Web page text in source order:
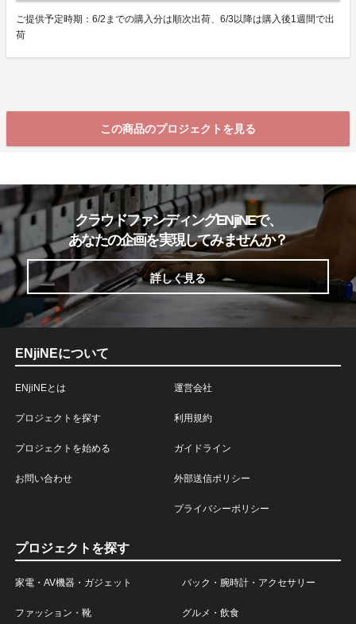
ご提供予定時期：6/2までの購入分は順次出荷、6/3以降は購入後1週間で出
荷
この商品のプロジェクトを見る
クラウドファンディングENjiNEで、
あなたの企画を実現してみませんか？
詳しく見る
ENjiNEについて
ENjiNEとは
プロジェクトを探す
プロジェクトを始める
お問い合わせ
運営会社
利用規約
ガイドライン
外部送信ポリシー
プライバシーポリシー
プロジェクトを探す
家電・AV機器・ガジェット バック・腕時計・アクセサリー
ファッション・靴 グルメ・飲食